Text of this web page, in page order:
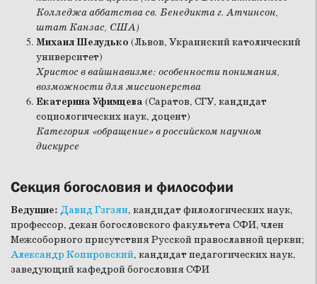
Колледжа аббатства св. Бенедикта г. Атчинсон,
штат Канзас, США)
Михаил Шелудько (Львов, Украинский католический
университет)
Христос в вайшнавизме: особенности понимания,
возможности для миссионерства
Екатерина Уфимцева (Саратов, СГУ, кандидат
социологических наук, доцент)
Категория «обращение» в российском научном
дискурсе
Секция богословия и философии
Ведущие: Давид Гзгзян, кандидат филологических наук,
профессор, декан богословского факультета СФИ, член
Межсоборного присутствия Русской православной церкви;
Александр Копировский, кандидат педагогических наук,
заведующий кафедрой богословия СФИ